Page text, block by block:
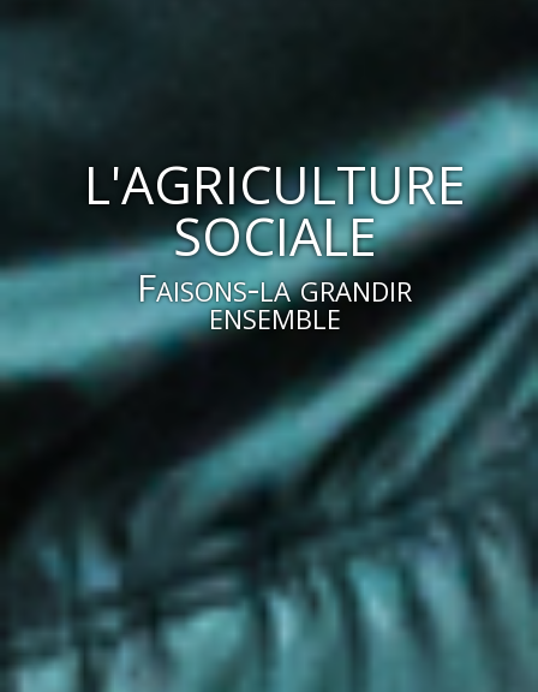
L'AGRICULTURE
SOCIALE
Faisons-la grandir
ensemble